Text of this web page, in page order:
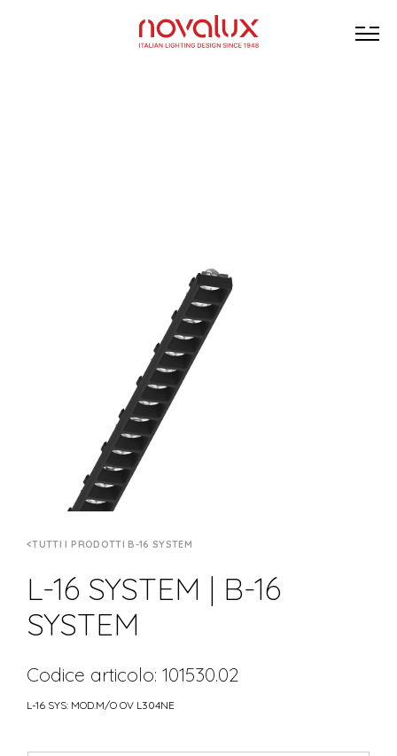
TUTTI I PRODOTTI B-16 SYSTEM
L-16 SYSTEM | B-16
SYSTEM
Codice articolo: 101530.02
L-16 SYS: MOD.M/O OV L304NE